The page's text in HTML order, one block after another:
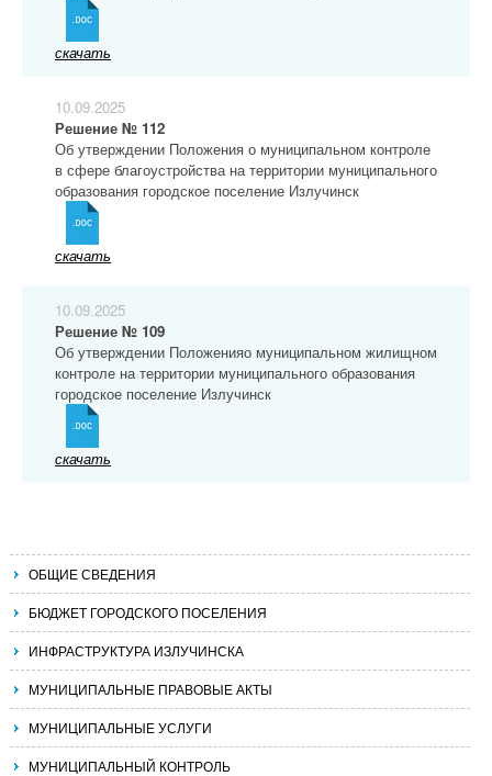
скачать
10.09.2025
Решение № 112
Об утверждении Положения о муниципальном контроле
в сфере благоустройства на территории муниципального
образования городское поселение Излучинск
скачать
10.09.2025
Решение № 109
Об утверждении Положенияо муниципальном жилищном
контроле на территории муниципального образования
городское поселение Излучинск
скачать
ОБЩИЕ СВЕДЕНИЯ
БЮДЖЕТ ГОРОДСКОГО ПОСЕЛЕНИЯ
ИНФРАСТРУКТУРА ИЗЛУЧИНСКА
МУНИЦИПАЛЬНЫЕ ПРАВОВЫЕ АКТЫ
МУНИЦИПАЛЬНЫЕ УСЛУГИ
МУНИЦИПАЛЬНЫЙ КОНТРОЛЬ